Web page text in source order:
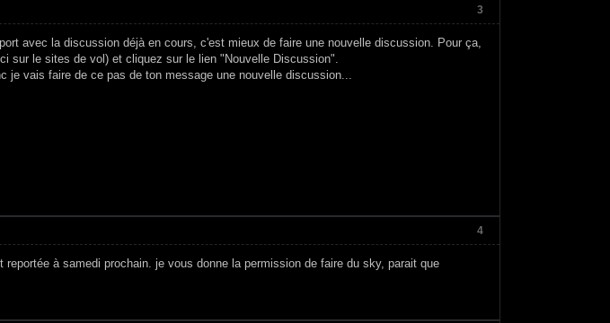
3
avec la discussion déjà en cours, c'est mieux de faire une nouvelle discussion. Pour ça,
sur le sites de vol) et cliquez sur le lien "Nouvelle Discussion".
je vais faire de ce pas de ton message une nouvelle discussion...
4
à samedi prochain. je vous donne la permission de faire du sky, parait que